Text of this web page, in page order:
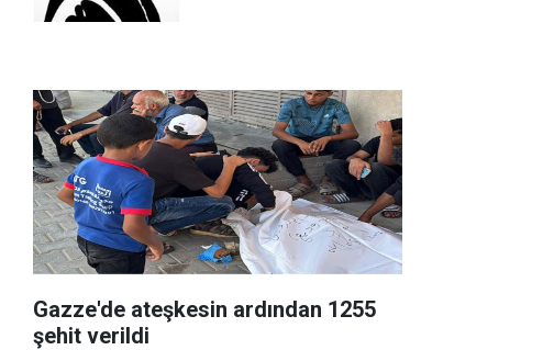
Gazze'de ateşkesin ardından 1255
şehit verildi